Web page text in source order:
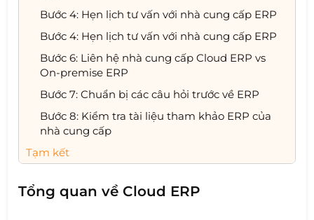
Bước 4: Hẹn lịch tư vấn với nhà cung cấp ERP
Bước 4: Hẹn lịch tư vấn với nhà cung cấp ERP
Bước 6: Liên hệ nhà cung cấp Cloud ERP vs
On-premise ERP
Bước 7: Chuẩn bị các câu hỏi trước về ERP
Bước 8: Kiểm tra tài liệu tham khảo ERP của
nhà cung cấp
Tạm kết
Tổng quan về Cloud ERP